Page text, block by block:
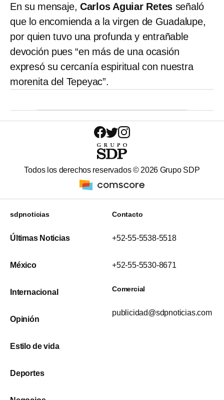
En su mensaje, Carlos Aguiar Retes señaló
que lo encomienda a la virgen de Guadalupe,
por quien tuvo una profunda y entrañable
devoción pues “en más de una ocasión
expresó su cercanía espiritual con nuestra
morenita del Tepeyac”.
Todos los derechos reservados ©2026 Grupo SDP
sdpnoticias
Últimas Noticias
México
Internacional
Opinión
Estilo de vida
Deportes
Contacto
+52-55-5538-5518
+52-55-5530-8671
Comercial
publicidad@sdpnoticias.com